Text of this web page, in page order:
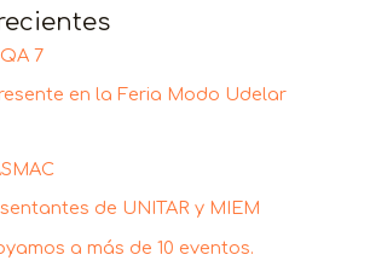
7
en la Feria Modo Udelar
de UNITAR y MIEM
a más de 10 eventos.